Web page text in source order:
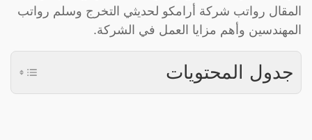
المقال رواتب شركة أرامكو لحديثي التخرج وسلم رواتب
المهندسين وأهم مزايا العمل في الشركة.
جدول المحتويات